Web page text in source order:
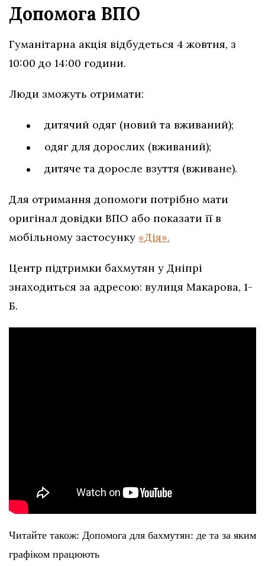
Допомога ВПО
Гуманітарна акція відбудеться 4 жовтня, з
10:00 до 14:00 години.
Люди зможуть отримати:
дитячий одяг (новий та вживаний);
одяг для дорослих (вживаний);
дитяче та доросле взуття (вживане).
Для отримання допомоги потрібно мати
оригінал довідки ВПО або показати її в
мобільному застосунку «Дія».
Центр підтримки бахмутян у Дніпрі
знаходиться за адресою: вулиця Макарова, 1-
Б.
Читайте також: Допомога для бахмутян: де та за яким
графіком працюють